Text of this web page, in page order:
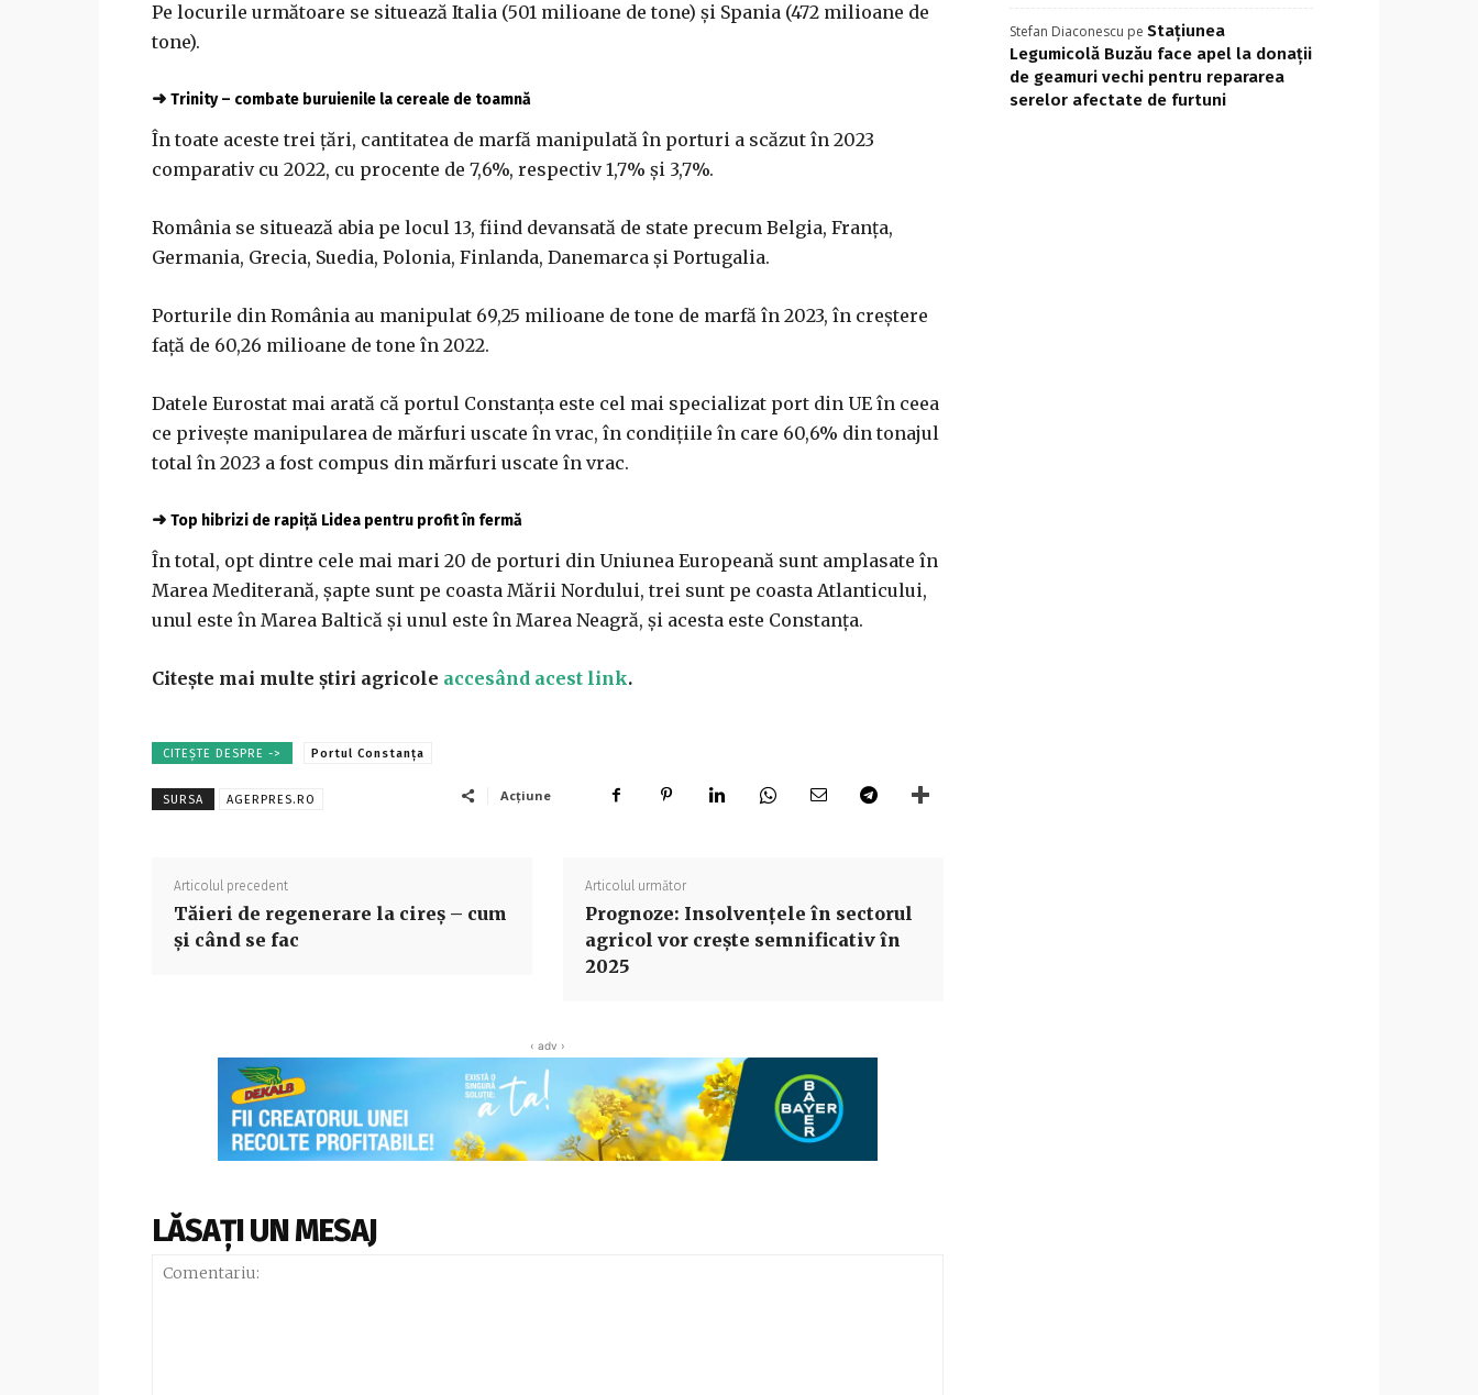
Pe locurile următoare se situează Italia (501 milioane de tone) şi Spania (472 milioane de
tone).
➜ Trinity – combate buruienile la cereale de toamnă
În toate aceste trei ţări, cantitatea de marfă manipulată în porturi a scăzut în 2023
comparativ cu 2022, cu procente de 7,6%, respectiv 1,7% şi 3,7%.
România se situează abia pe locul 13, fiind devansată de state precum Belgia, Franţa,
Germania, Grecia, Suedia, Polonia, Finlanda, Danemarca şi Portugalia.
Porturile din România au manipulat 69,25 milioane de tone de marfă în 2023, în creştere
faţă de 60,26 milioane de tone în 2022.
Datele Eurostat mai arată că portul Constanţa este cel mai specializat port din UE în ceea
ce priveşte manipularea de mărfuri uscate în vrac, în condiţiile în care 60,6% din tonajul
total în 2023 a fost compus din mărfuri uscate în vrac.
➜ Top hibrizi de rapiță Lidea pentru profit în fermă
În total, opt dintre cele mai mari 20 de porturi din Uniunea Europeană sunt amplasate în
Marea Mediterană, şapte sunt pe coasta Mării Nordului, trei sunt pe coasta Atlanticului,
unul este în Marea Baltică şi unul este în Marea Neagră, şi acesta este Constanţa.
Citește mai multe știri agricole accesând acest link.
CITEȘTE DESPRE -> Portul Constanța
SURSA AGERPRES.RO Acțiune
Articolul precedent
Tăieri de regenerare la cireș – cum
și când se fac
Articolul următor
Prognoze: Insolvențele în sectorul
agricol vor crește semnificativ în
2025
‹ adv ›
LĂSAȚI UN MESAJ
Stefan Diaconescu pe Stațiunea
Legumicolă Buzău face apel la donații
de geamuri vechi pentru repararea
serelor afectate de furtuni